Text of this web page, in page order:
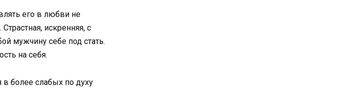
его в любви не
искренняя, с
мужчину себе под стать.
на себя.
более слабых по духу